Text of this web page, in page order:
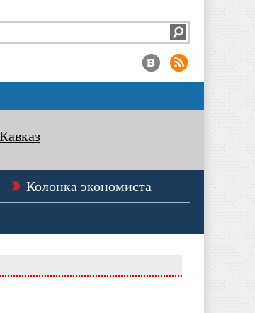
Кавказ
Колонка экономиста